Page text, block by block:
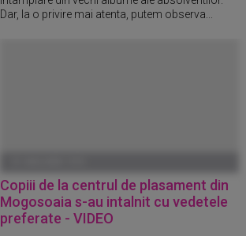
Dar, la o privire mai atenta, putem observa...
Copiii de la centrul de plasament din
Mogosoaia s-au intalnit cu vedetele
preferate - VIDEO